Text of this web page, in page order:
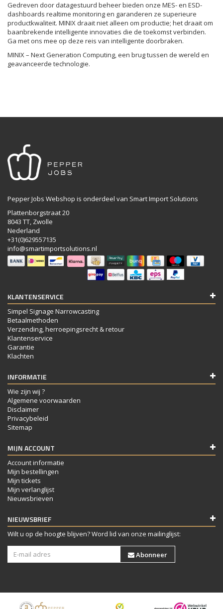
Gedreven door datagestuurd beheer bieden onze MES- en ESD-
dashboards realtime monitoring en garanderen ze superieure
productkwaliteit. MINIX draait niet alleen om productie; het draait om
baanbrekende intelligente innovaties die de toekomst verbinden.
Ga met ons mee op deze reis van intelligente doorbraken.
MINIX – Next Generation Computing, een brug tussen de wereld en
geavanceerde technologie.
Pepper Jobs Webshop is onderdeel van Smart Import Solutions
Plattenborgstraat 20
8043 TT, Zwolle
Nederland
+31(0)629557135
info@smartimportsolutions.nl
KLANTENSERVICE
Simpel Signage Narrowcasting
Betaalmethoden
Verzending, herroepingsrecht & retour
Klantenservice
Garantie
Klachten
INFORMATIE
Wie zijn wij ?
Algemene voorwaarden
Disclaimer
Privacybeleid
Sitemap
MIJN ACCOUNT
Account informatie
Mijn bestellingen
Mijn tickets
Mijn verlanglijst
Nieuwsbrieven
NIEUWSBRIEF
Wilt u op de hoogte blijven? Word lid van onze mailinglijst:
Abonneer